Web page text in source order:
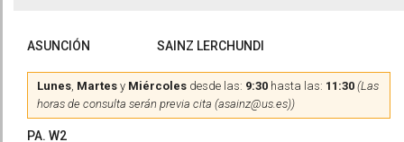
ASUNCIÓN SAINZ LERCHUNDI
Lunes, Martes y Miércoles desde las: 9:30 hasta las: 11:30 (Las
horas de consulta serán previa cita (asainz@us.es))
PA. W2